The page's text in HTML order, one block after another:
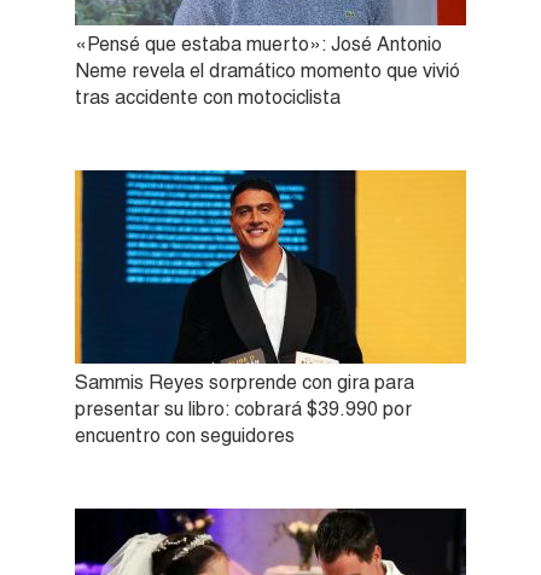
«Pensé que estaba muerto»: José Antonio
Neme revela el dramático momento que vivió
tras accidente con motociclista
Sammis Reyes sorprende con gira para
presentar su libro: cobrará $39.990 por
encuentro con seguidores